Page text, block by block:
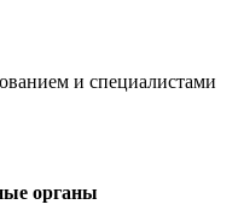
и специалистами
органы